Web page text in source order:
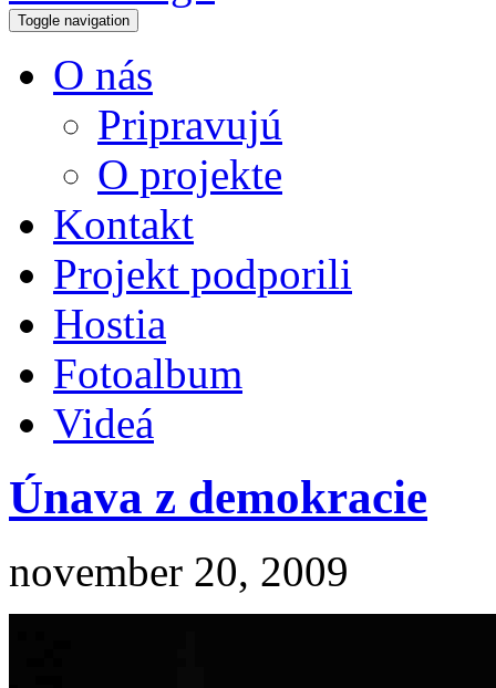
Toggle navigation
O nás
Pripravujú
O projekte
Kontakt
Projekt podporili
Hostia
Fotoalbum
Videá
Únava z demokracie
november 20, 2009